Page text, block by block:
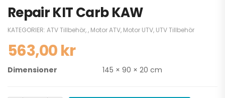
Repair KIT Carb KAW
KATEGORIER: ATV Tillbehör,, Motor ATV, Motor UTV, UTV Tillbehör
563,00kr
Dimensioner 145 × 90 × 20 cm